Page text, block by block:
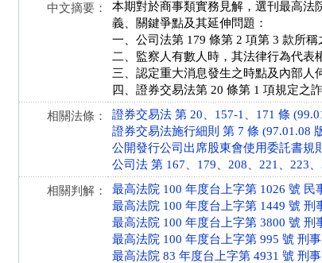
中文摘要：
本期對於商事類實務見解，選刊最高法
義、關鍵爭點及其延伸問題：
一、公司法第 179 條第 2 項第 3 款所
二、監察人有數人時，其法律行為代表
三、認定重大消息發生之時點及內部人
四、證券交易法第 20 條第 1 項規定之
相關法條：
證券交易法 第 20、157-1、171 條
證券交易法施行細則 第 7 條 (97.01.08
公開發行公司出席股東會使用委託書規
公司法 第 167、179、208、221、223
相關判解：
最高法院 100 年度台上字第 1026 號 民
最高法院 100 年度台上字第 1449 號 刑
最高法院 100 年度台上字第 3800 號 刑
最高法院 100 年度台上字第 995 號 刑
最高法院 83 年度台上字第 4931 號 刑